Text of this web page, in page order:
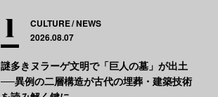
CULTURE NEWS
2026.08.07
謎多きヌラーゲ文明で「巨人の墓」が出土
──異例の二層構造が古代の埋葬・建築技術